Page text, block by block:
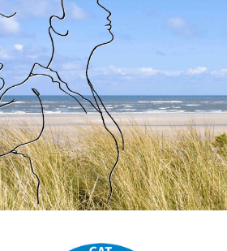
HOOGSENSITIEF
METHODIEKEN & TARIEVEN
OVER JANTIEN
CONTACT
Zoeken